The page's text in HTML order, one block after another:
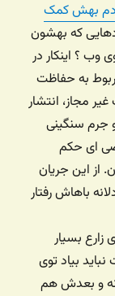
بهش کمک
که بهشون
؟ اینکار در
به حفاظت
مجاز، انتشار
جرم سنگینی
ای حکم
از این جریان
باهاش رفتار
بسیار
بیاد توی
و بعدش هم